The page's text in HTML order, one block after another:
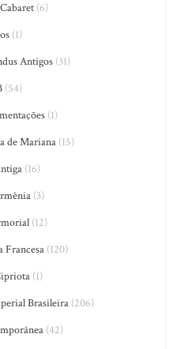
(6)
(1)
Antigos (31)
(54)
(1)
de Mariana(15)
(16)
(3)
(12)
Francesa(120)
(1)
Brasileira(206)
(42)